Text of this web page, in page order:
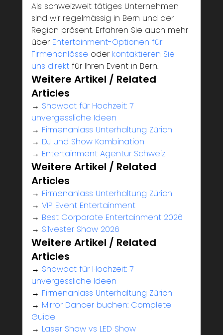
Als schweizweit tätiges Unternehmen
sind wir regelmässig in Bern und der
Region präsent. Erfahren Sie auch mehr
über Entertainment-Optionen für
Firmenanlässe oder kontaktieren Sie
uns direkt für Ihren Event in Bern.
Weitere Artikel / Related
Articles
→ Showact für Hochzeit: 7
unvergessliche Ideen
→ Firmenanlass Unterhaltung Zürich
→ DJ und Show Kombination
→ Entertainment Agentur Schweiz
Weitere Artikel / Related
Articles
→ Firmenanlass Unterhaltung Zürich
→ VIP Event Entertainment
→ Best Corporate Entertainment 2026
→ Silvester Show 2026
Weitere Artikel / Related
Articles
→ Showact für Hochzeit: 7
unvergessliche Ideen
→ Firmenanlass Unterhaltung Zürich
→ Mirror Dancer buchen: Complete
Guide
→ Laser Show vs LED Show